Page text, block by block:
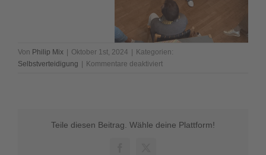
Von Philip Mix Oktober 1st, 2024
Kategorien:
Selbstverteidigung
Kommentare deaktiviertfür
Teile diesen Beitrag. Wähle deine Plattform!